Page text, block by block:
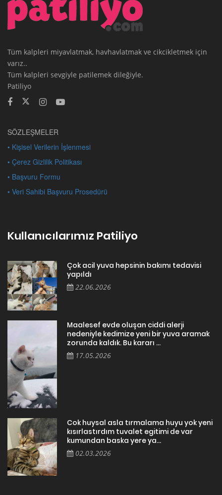
Tüm kalpleri miyavlatmak, havhavlatmak ve cikcikletmek için
varız..
Tüm kalpleri sevgiyle patilemek dileğiyle.
Patiliyo
SÖZLEŞMELER
• Kişisel Verilerin İşlenmesi
• Çerez Gizlilik Politikası
• Başvuru Formu
• Veri Sahibi Başvuru Prosedürü
Kullanıcılarımız Patiliyo
Çok acil yuva hepsinin bakımı tedavisi
yapıldı
22.06.2026
Maalesef evde oluşan ciddi alerji
nedeniyle kedimize yeni bir yuva aramak
zorunda kaldık. Bu kararı ...
17.05.2026
Cok huysal asla tırmalama huyu yok yeni
kısırlastırdım tuvalet egitimi de var
kumundan baska yere ya...
02.03.2026